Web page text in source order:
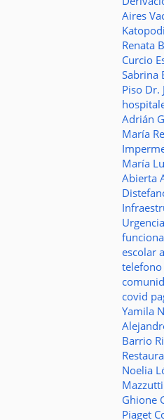
Aires
Renata
Curcio
Sabrina
Piso Dr.
Adrián
María
María
Abierta
escolar
telefono
covid
Yamila
Barrio
Noelia
Mazzutti
Ghione
Piaget